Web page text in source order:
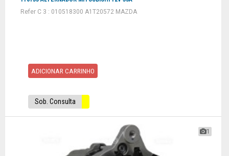
Refer C 3 : 010518300 A1T20572 MAZDA
ADICIONAR CARRINHO
Sob. Consulta
1